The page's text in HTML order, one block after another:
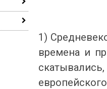
1)
времена и